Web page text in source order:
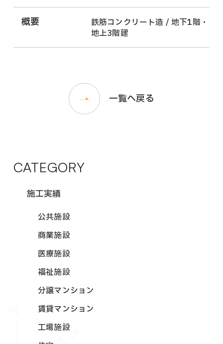
概要
鉄筋コンクリート造 / 地下1階・
地上3階建
一覧へ戻る
CATEGORY
施工実績
公共施設
商業施設
医療施設
福祉施設
分譲マンション
賃貸マンション
工場施設